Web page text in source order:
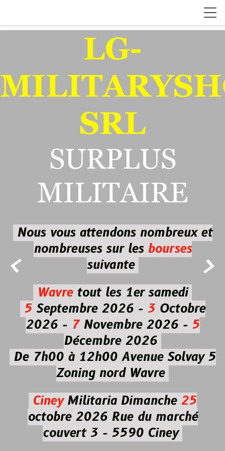
 
LG-
SRL
SURPLUS
MILITAIRE
Nous vous attendons nombreux et
nombreuses sur les bourses
suivante
Wavretout les 1er samedi
5Septembre 2026 - 3Octobre
2026 -7Novembre 2026 - 5
Décembre 2026
De 7h00 à 12h00 Avenue Solvay 5
Zoning nord Wavre
CineyMilitaria Dimanche 25
octobre 2026Rue du marché
couvert 3 - 5590 Ciney